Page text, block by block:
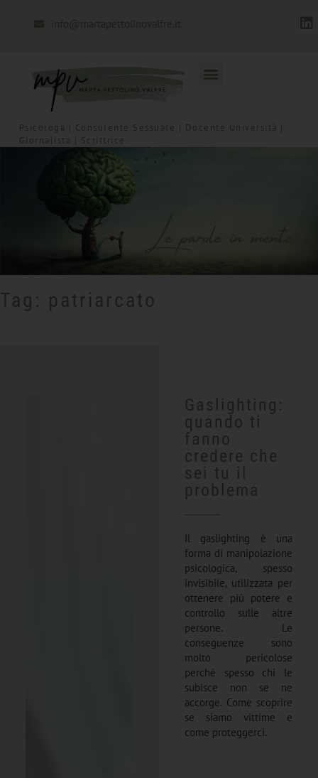
info@martapettolinovalfre.it
Psicologa | Consulente Sessuale | Docente Università |
Giornalista | Scrittrice
Tag: patriarcato
Gaslighting:
quando ti
fanno
credere che
sei tu il
problema
Il gaslighting è una
forma di manipolazione
psicologica, spesso
invisibile, utilizzata per
ottenere più potere e
controllo sulle altre
persone. Le
conseguenze sono
molto pericolose
perché spesso chi le
subisce non se ne
accorge. Come scoprire
se siamo vittime e
come proteggerci.